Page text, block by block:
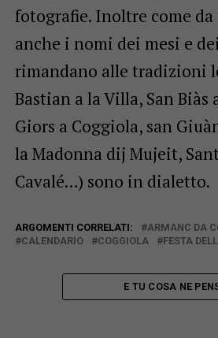
fotografie. Inoltre come
anche i nomi dei mesi e
rimandano alle tradizioni
Bastian a la Villa, San Biàs
Giors a Coggiola, san
la Madonna dij Mujeit,
Cavalé…) sono in dialetto.
ARGOMENTI CORRELATI:
ARMANC DA
CALENDARIO
COGGIOLA FESTA
E TU COSA NE